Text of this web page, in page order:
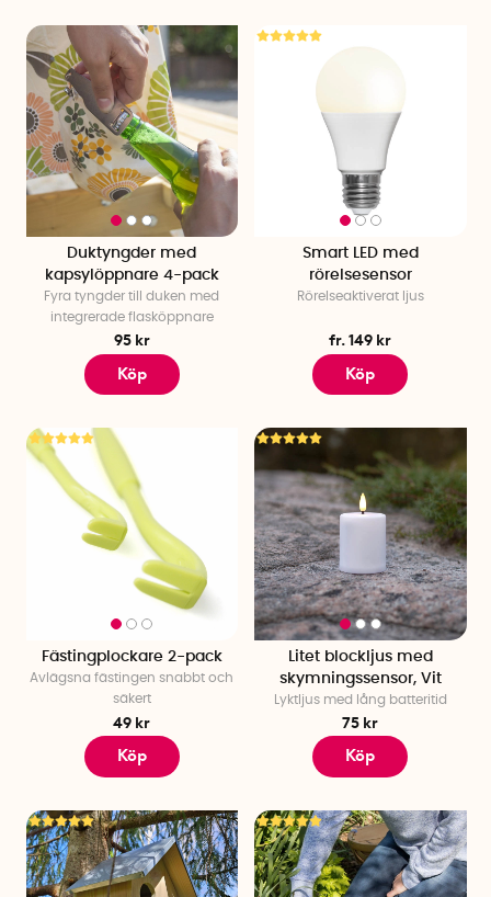
Duktyngder med
kapsylöppnare 4-pack
Fyra tyngder till duken med
integrerade flasköppnare
95 kr
Köp
Smart LED med
rörelsesensor
Rörelseaktiverat ljus
fr. 149 kr
Köp
Fästingplockare 2-pack
Avlägsna fästingen snabbt och
säkert
49 kr
Köp
Litet blockljus med
skymningssensor, Vit
Lyktljus med lång batteritid
75 kr
Köp